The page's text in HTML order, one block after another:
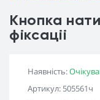
Кнопка
фіксаціі
Наявність:
Артикул: 505561ч